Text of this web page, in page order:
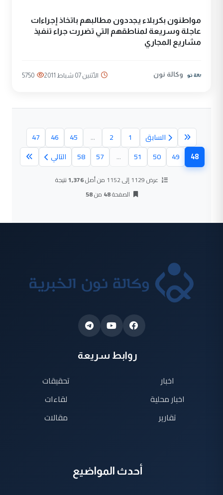
مواطنون بكربلاء يجددون مطالبهم باتخاذ إجراءات
عاجلة وسريعة لمناطقهم التي تضررت جراء تنفيذ
مشاريع المجاري
وكالة نون الأثنين 07 شباط 2011 5750
السابق 1
2
...
45
46
47
48(الصفحة الحالية)
49
50
51
...
57
58 التالي
عرض 1129 إلى 1152 من أصل 1,376نتيجة
الصفحة48 من58
روابط سريعة
اخبار
اخبار محلية
تقارير
تحقيقات
لقاءات
مقالات
أحدث المواضيع